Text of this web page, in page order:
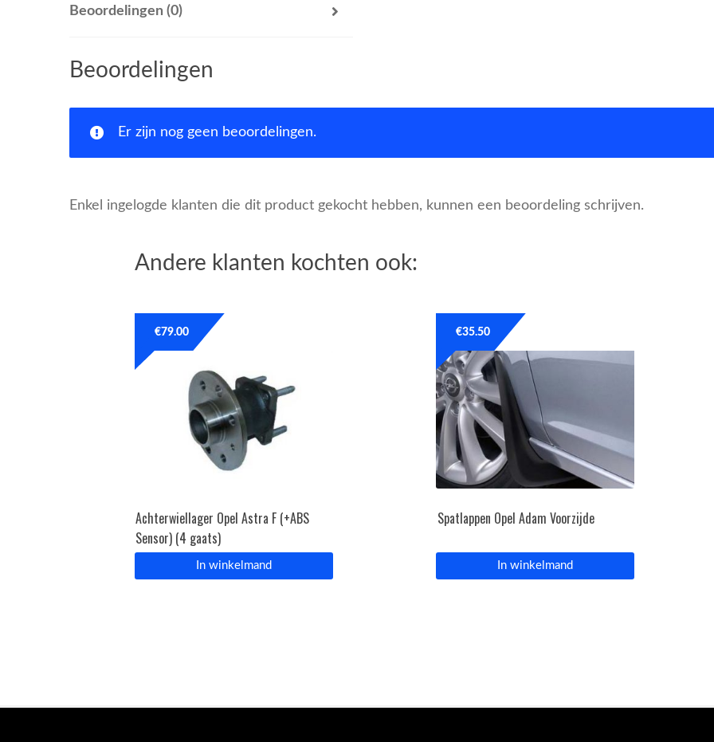
Beoordelingen (0)
Beoordelingen
Er zijn nog geen beoordelingen.
Enkel ingelogde klanten die dit product gekocht hebben, kunnen een beoordeling schrijven.
Andere klanten kochten ook:
Achterwiellager Opel Astra F (+ABS
Sensor) (4 gaats)
€79.00
In winkelmand
Spatlappen Opel Adam Voorzijde
€35.50
In winkelmand